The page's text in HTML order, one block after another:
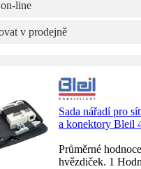
line
v prodejně
Sada nářadí pro
a konektory Bleil
Průměrné
hvězdiček. 1